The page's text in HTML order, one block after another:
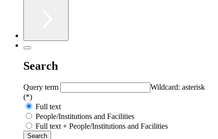
Search
Query term
Wildcard: asterisk
(*)
Full text
People/Institutions and Facilities
Full text + People/Institutions and Facilities